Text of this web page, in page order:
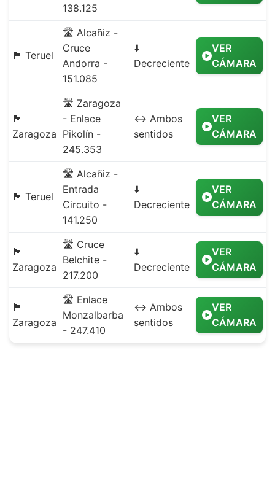
138.125
🏴 Teruel
🛣️ Alcañiz -
Cruce
Andorra -
151.085
⬇️
Decreciente
VER
CÁMARA
🏴
Zaragoza
🛣️ Zaragoza
- Enlace
Pikolín -
245.353
↔️ Ambos
sentidos
VER
CÁMARA
🏴 Teruel
🛣️ Alcañiz -
Entrada
Circuito -
141.250
⬇️
Decreciente
VER
CÁMARA
🏴
Zaragoza
🛣️ Cruce
Belchite -
217.200
⬇️
Decreciente
VER
CÁMARA
🏴
Zaragoza
🛣️ Enlace
Monzalbarba
- 247.410
↔️ Ambos
sentidos
VER
CÁMARA